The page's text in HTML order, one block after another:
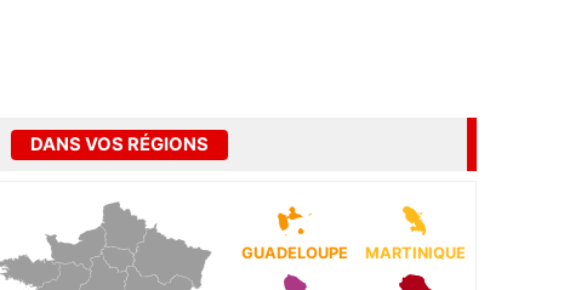
DANS VOS RÉGIONS
GUADELOUPE MARTINIQUE